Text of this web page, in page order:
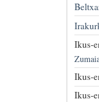
Ikus-
Ikus-
Ikus-